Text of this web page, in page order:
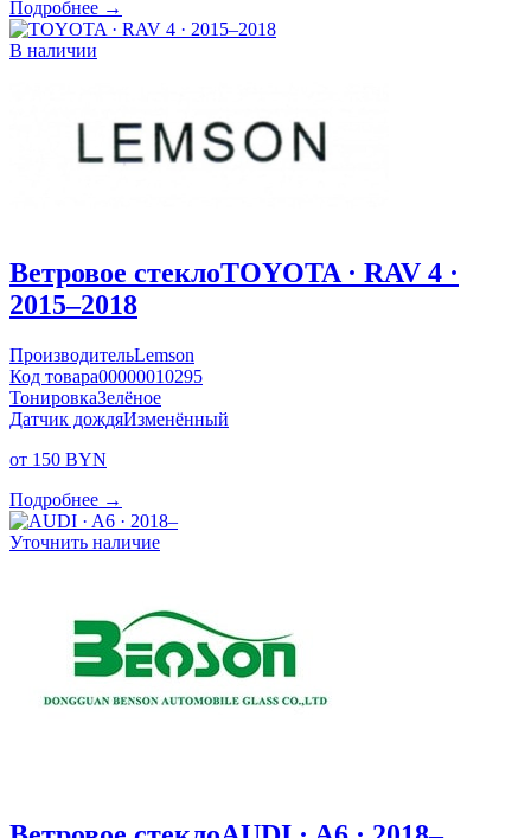
Подробнее →
В наличии
Ветровое стеклоTOYOTA · RAV 4 ·
2015–2018
ПроизводительLemson
Код товара00000010295
ТонировкаЗелёное
Датчик дождяИзменённый
от 150 BYN
Подробнее →
Уточнить наличие